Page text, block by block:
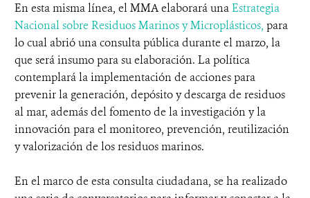
En esta misma línea, el MMA elaborará unaEstrategia
Nacional sobre Residuos Marinos y Microplásticos, para
lo cual abrió una consulta pública durante el marzo, la
que será insumo para su elaboración. La política
contemplará la implementación de acciones para
prevenir la generación, depósito y descarga de residuos
al mar, además del fomento de la investigación y la
innovación para el monitoreo, prevención, reutilización
y valorización de los residuos marinos.
En el marco de esta consulta ciudadana, se ha realizado